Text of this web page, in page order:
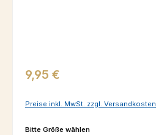
Regulärer Preis:
9,95 €
Preise inkl. MwSt. zzgl. Versandkosten
Bitte Größe wählenauswählen